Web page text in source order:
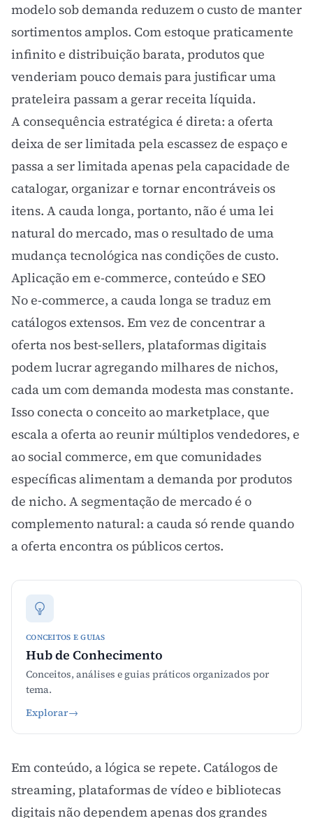
modelo sob demanda reduzem o custo de manter
sortimentos amplos. Com estoque praticamente
infinito e distribuição barata, produtos que
venderiam pouco demais para justificar uma
prateleira passam a gerar receita líquida.
A consequência estratégica é direta: a oferta
deixa de ser limitada pela escassez de espaço e
passa a ser limitada apenas pela capacidade de
catalogar, organizar e tornar encontráveis os
itens. A cauda longa, portanto, não é uma lei
natural do mercado, mas o resultado de uma
mudança tecnológica nas condições de custo.
Aplicação em e-commerce, conteúdo e SEO
No e-commerce, a cauda longa se traduz em
catálogos extensos. Em vez de concentrar a
oferta nos best-sellers, plataformas digitais
podem lucrar agregando milhares de nichos,
cada um com demanda modesta mas constante.
Isso conecta o conceito aomarketplace, que
escala a oferta ao reunir múltiplos vendedores, e
ao social commerce, em que comunidades
específicas alimentam a demanda por produtos
de nicho. A segmentação de mercadoé o
complemento natural: a cauda só rende quando
a oferta encontra os públicos certos.
CONCEITOS E GUIAS
Hub de Conhecimento
Conceitos, análises e guias práticos organizados por
tema.
Explorar→
Em conteúdo, a lógica se repete. Catálogos de
streaming, plataformas de vídeo e bibliotecas
digitais não dependem apenas dos grandes